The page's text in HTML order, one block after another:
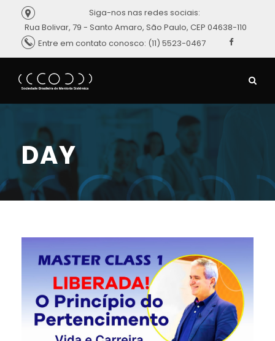
Rua Bolivar, 79 - Santo Amaro, São Paulo, CEP 04638-110
Entre em contato conosco: (11) 5523-0467
Siga-nos nas redes sociais:
DAY